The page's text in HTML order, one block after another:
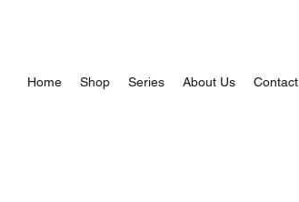
Home Shop Series About Us Contact